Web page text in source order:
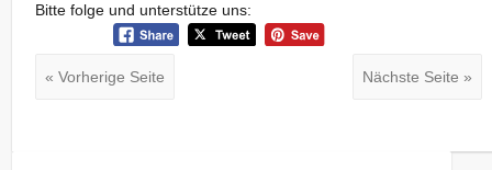
Bitte folge und unterstütze uns:
« Vorherige Seite Nächste Seite »